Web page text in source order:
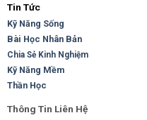
Tin Tức
Kỹ Năng Sống
Bài Học Nhân Bản
Chia Sẻ Kinh Nghiệm
Kỹ Năng Mềm
Thần Học
Thông Tin Liên Hệ